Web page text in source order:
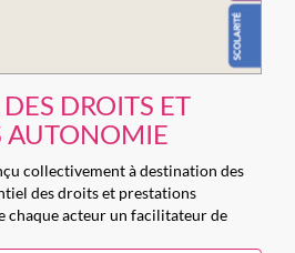
DROITS ET
AUTONOMIE
collectivement à destination des
des droits et prestations
chaque acteur un facilitateur de